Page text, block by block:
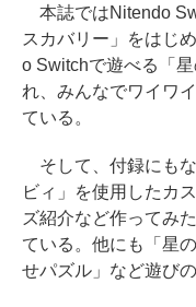
本誌ではNitendo
スカバリー」をはじ
o Switchで遊べる「
れ、みんなでワイワ
ている。
そして、付録にも
ビィ」を使用したカ
ズ紹介など作ってみ
ている。他にも「星
せパズル」など遊び